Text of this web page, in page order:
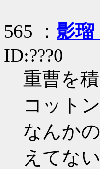
565 ： 影瑠
ID:???0
重曹を
コット
なんか
えてない